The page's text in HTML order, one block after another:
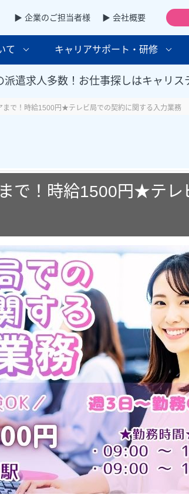
▶ 企業のご担当者様 ▶ 会社概要
て キャリアサポート・研修
派遣求人多数！お仕事探しはキャリス
まで！時給1500円★テレビ局での契約に関する入力業務
で！時給1500円★テレ